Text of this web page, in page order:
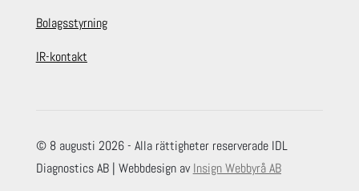
Bolagsstyrning
IR-kontakt
© 8 augusti 2026 - Alla rättigheter reserverade IDL
Diagnostics AB | Webbdesign avInsign Webbyrå AB